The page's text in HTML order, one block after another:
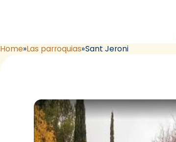
Home Las parroquias Sant Jeroni